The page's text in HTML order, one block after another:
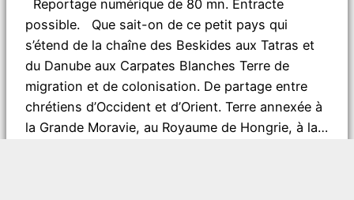
Reportage numérique de 80 mn. Entracte
possible. Que sait-on de ce petit pays qui
s’étend de la chaîne des Beskides aux Tatras et
du Danube aux Carpates Blanches Terre de
migration et de colonisation. De partage entre
chrétiens d’Occident et d’Orient. Terre annexée à
la Grande Moravie, au Royaume de Hongrie, à la…